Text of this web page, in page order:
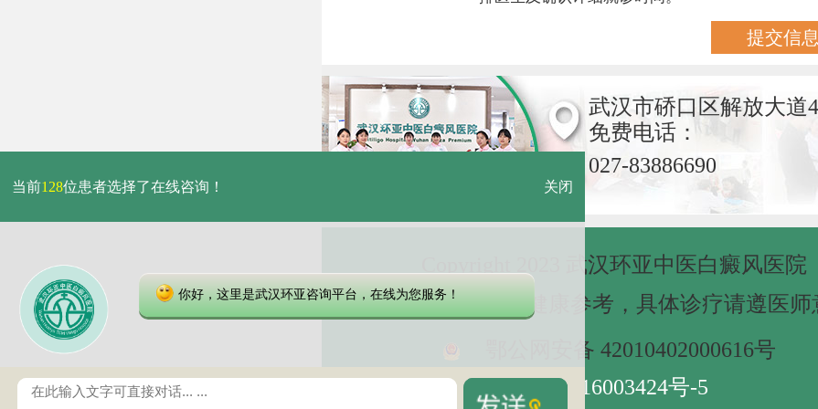
武汉市硚口区解放大道
免费电话：
027-83886690
Copyright 2023 武汉环亚中医白癜风医院
本网站信息仅做健康参考，具体诊疗请遵医师
鄂公网安备 42010402000616号
鄂ICP备16003424号-5
当前128位患者选择了在线咨询！ 关闭
你好，这里是武汉环亚咨询平台，在线为您服务！